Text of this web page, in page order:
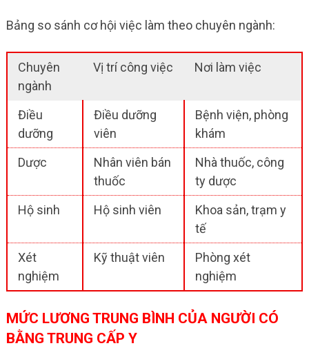
Bảng so sánh cơ hội việc làm theo chuyên ngành:
Chuyên
ngành
Vị trí công việc Nơi làm việc
Điều
dưỡng
Điều dưỡng
viên
Bệnh viện, phòng
khám
Dược
Nhân viên bán
thuốc
Nhà thuốc, công
ty dược
Hộ sinh
Hộ sinh viên
Khoa sản, trạm y
tế
Xét
nghiệm
Kỹ thuật viên
Phòng xét
nghiệm
MỨC LƯƠNG TRUNG BÌNH CỦA NGƯỜI CÓ
BẰNG TRUNG CẤP Y